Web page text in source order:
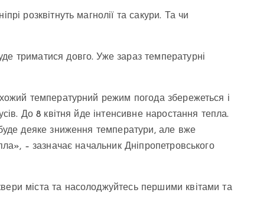
розквітнуть магнолії та сакури. Та чи
триматися довго. Уже зараз температурні
температурний режим погода збережеться і
До 8 квітня йде інтенсивне наростання тепла.
деяке зниження температури, але вже
– зазначає начальник Дніпропетровського
міста та насолоджуйтесь першими квітами та